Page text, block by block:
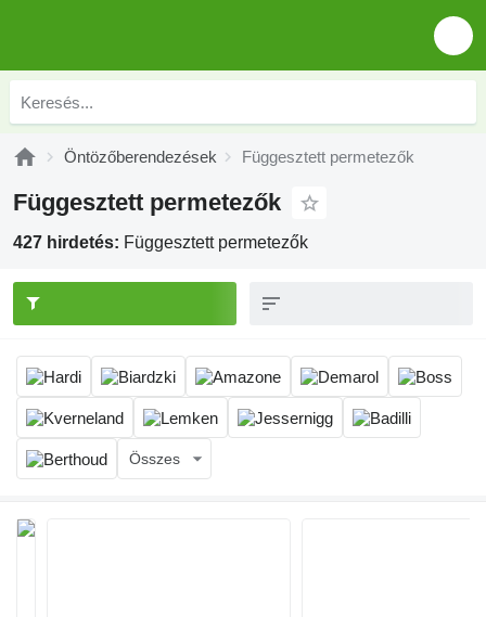
Öntözőberendezések Függesztett permetezők
Függesztett permetezők
427 hirdetés: Függesztett permetezők
Összes